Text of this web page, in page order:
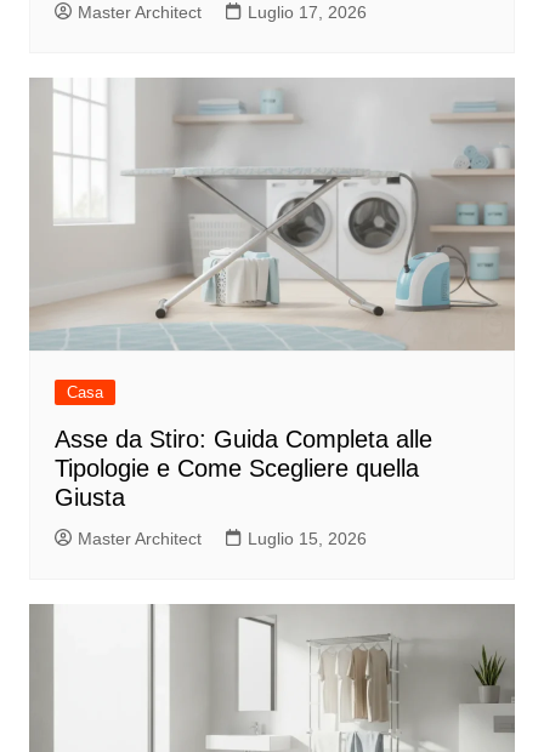
Master Architect Luglio 17, 2026
Casa
Asse da Stiro: Guida Completa alle
Tipologie e Come Scegliere quella
Giusta
Master Architect Luglio 15, 2026